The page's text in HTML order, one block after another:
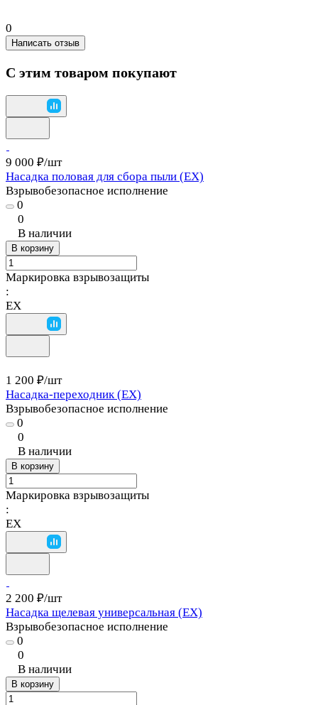
0
Написать отзыв
С этим товаром покупают
9 000 ₽/шт
Насадка половая для сбора пыли (EX)
Взрывобезопасное исполнение
0
0
В наличии
В корзину
Маркировка взрывозащиты
:
EX
1 200 ₽/шт
Насадка-переходник (EX)
Взрывобезопасное исполнение
0
0
В наличии
В корзину
Маркировка взрывозащиты
:
EX
2 200 ₽/шт
Насадка щелевая универсальная (EX)
Взрывобезопасное исполнение
0
0
В наличии
В корзину